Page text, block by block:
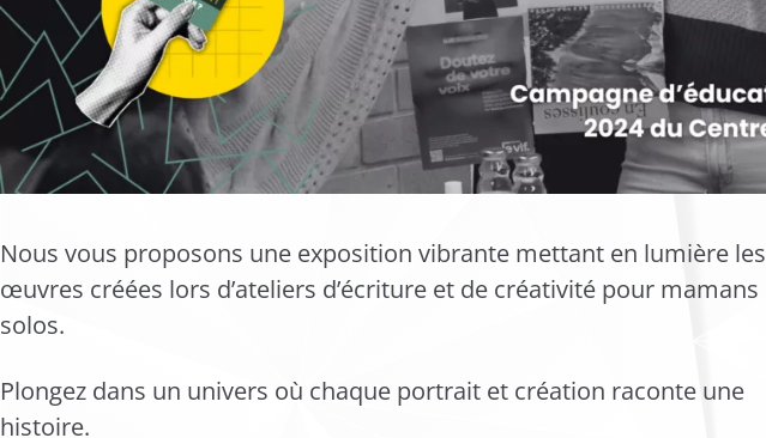
Nous vous proposons une exposition vibrante mettant en lumière les
œuvres créées lors d’ateliers d’écriture et de créativité pour mamans
solos.
Plongez dans un univers où chaque portrait et création raconte une
histoire.